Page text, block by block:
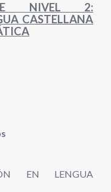
NIVEL 2:
CASTELLANA
EN LENGUA